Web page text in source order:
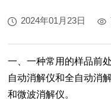
2024年01月23日
一、一种常用的样品前
自动消解仪和全自动消
和微波消解仪。